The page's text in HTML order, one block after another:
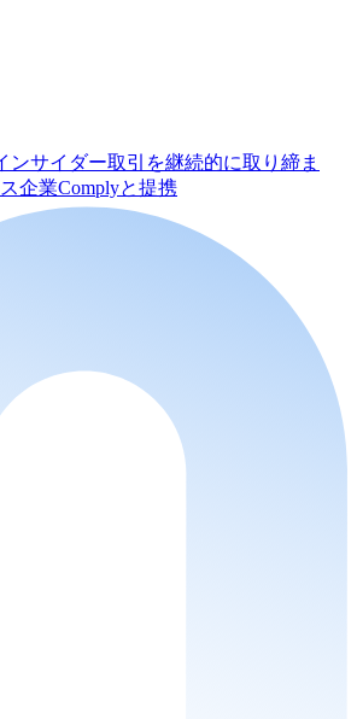
ンサイダー取引を継続的に取り締ま
企業Complyと提携